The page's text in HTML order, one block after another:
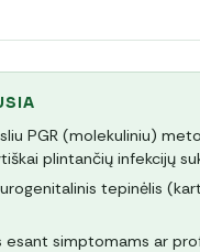
PGR (molekuliniu)
plintančių infekcijų
tepinėlis
esant simptomams ar